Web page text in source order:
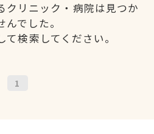
クリニック・病院は見つか
んでした。
検索してください。
1